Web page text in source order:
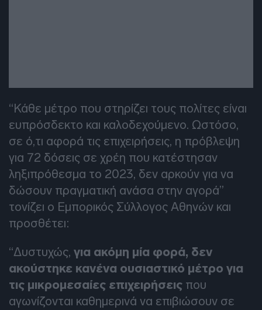
“Κάθε μέτρο που στηρίζει τους πολίτες είναι
ευπρόσδεκτο και καλοδεχούμενο. Ωστόσο,
σε ό,τι αφορά τις επιχειρήσεις, η πρόβλεψη
για 72 δόσεις σε χρέη που κατέστησαν
ληξιπρόθεσμα το 2023, δεν αρκούν για να
δώσουν πραγματική ανάσα στην αγορά”
τονίζει ο Εμπορικός Σύλλογος Αθηνών και
προσθέτει:
“Δυστυχώς, για ακόμη μία φορά, δεν
ακούστηκε κανένα ουσιαστικό μέτρο για
τις μικρομεσαίες επιχειρήσεις που
αγωνίζονται καθημερινά να επιβιώσουν σε